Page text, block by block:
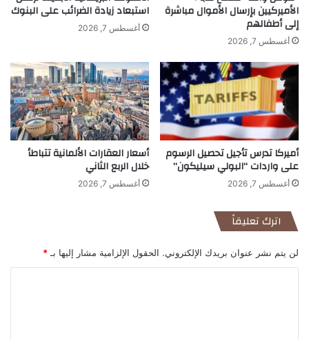
الأميركيين بإرسال الأموال مباشرة
إلى أطفالهم
أغسطس 7, 2026
استبعاد زيادة الضرائب على البنوك
أغسطس 7, 2026
أميركا تدرس تأجيل تحصيل الرسوم
على واردات “البولي سيليكون”
أغسطس 7, 2026
أسعار العقارات الألمانية تتباطأ
خلال الربع الثاني
أغسطس 7, 2026
اترك تعليقاً
لن يتم نشر عنوان بريدك الإلكتروني. الحقول الإلزامية مشار إليها بـ *